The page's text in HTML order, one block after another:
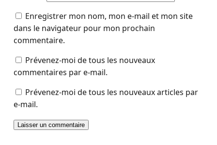
Enregistrer mon nom, mon e-mail et mon site
dans le navigateur pour mon prochain
commentaire.
Prévenez-moi de tous les nouveaux
commentaires par e-mail.
Prévenez-moi de tous les nouveaux articles par
e-mail.